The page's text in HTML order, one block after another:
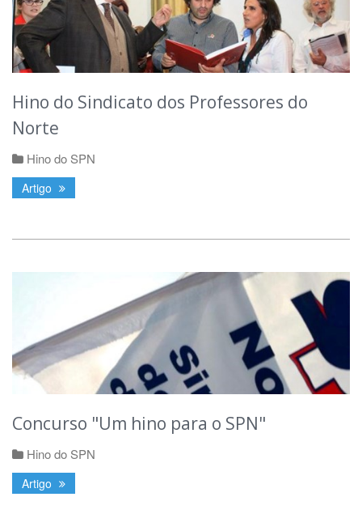
Hino do Sindicato dos Professores do
Norte
Hino do SPN
Artigo
Concurso "Um hino para o SPN"
Hino do SPN
Artigo